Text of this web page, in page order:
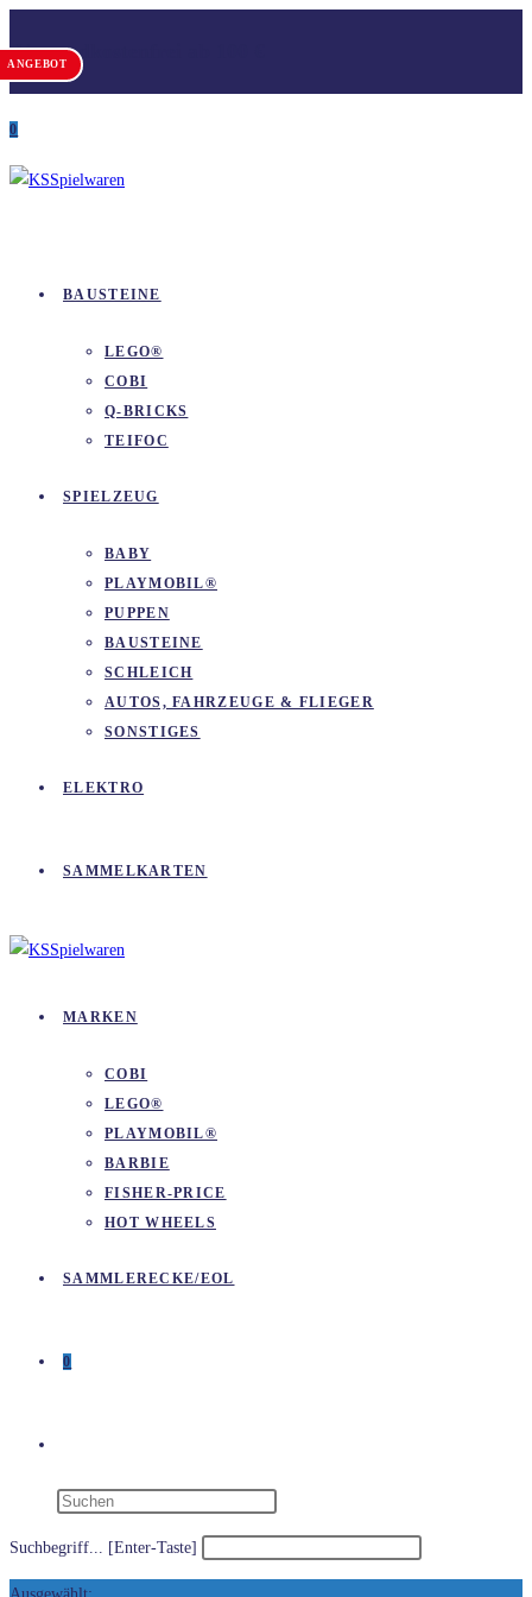
Inhalt
springen
Versandkostenfrei ab 100 €
0
BAUSTEINE
LEGO®
COBI
Q-BRICKS
TEIFOC
SPIELZEUG
BABY
PLAYMOBIL®
PUPPEN
BAUSTEINE
SCHLEICH
AUTOS, FAHRZEUGE & FLIEGER
SONSTIGES
ELEKTRO
SAMMELKARTEN
MARKEN
COBI
LEGO®
PLAYMOBIL®
BARBIE
FISHER-PRICE
HOT WHEELS
SAMMLERECKE/EOL
0
Suchbegriff... [Enter-Taste]
ANGEBOT